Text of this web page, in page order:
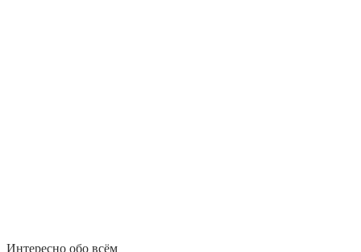
Интересно обо всём